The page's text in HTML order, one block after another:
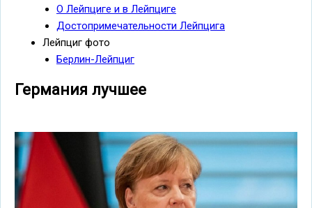
О Лейпциге и в Лейпциге
Достопримечательности Лейпцига
Лейпциг фото
Берлин-Лейпциг
Германия лучшее